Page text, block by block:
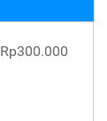
Rp300.000